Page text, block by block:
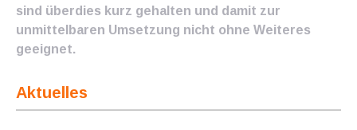
sind überdies kurz gehalten und damit zur
unmittelbaren Umsetzung nicht ohne Weiteres
geeignet.
Aktuelles